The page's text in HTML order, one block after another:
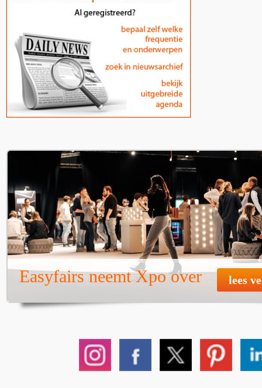
Easyfairs neemt Xpo over lees